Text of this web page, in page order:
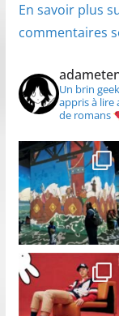
En savoir plus
commentaires
Un brin
appris à lire
de romans